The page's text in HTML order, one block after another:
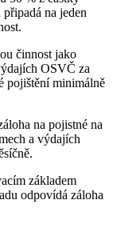
na jeden
činnost jako
OSVČ za
pojištění minimálně
na pojistné na
a výdajích
základem
odpovídá záloha